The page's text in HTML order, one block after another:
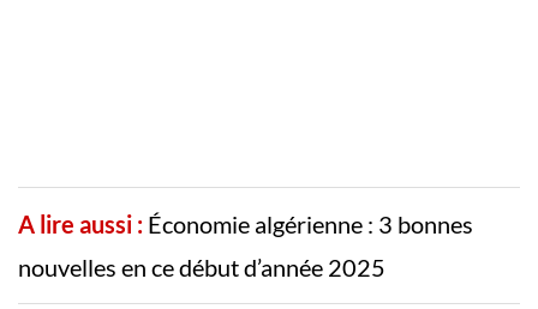
A lire aussi : Économie algérienne : 3 bonnes
nouvelles en ce début d’année 2025